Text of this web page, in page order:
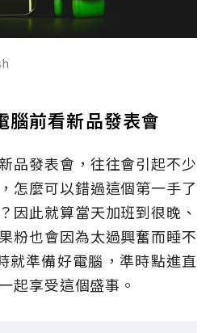
腦前看新品發表會
品發表會，往往會引起不少
怎麼可以錯過這個第一手了
因此就算當天加班到很晚、
粉也會因為太過興奮而睡不
就準備好電腦，準時點進直
起享受這個盛事。